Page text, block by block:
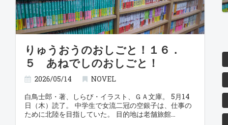
りゅうおうのおしごと！１６．
５ あねでしのおしごと！
2026/05/14
NOVEL
白鳥士郎・著、しらび・イラスト、ＧＡ文庫。 5月14
日（木）読了。 中学生で女流二冠の空銀子は、仕事の
ために北陸を目指していた。 目的地は老舗旅館